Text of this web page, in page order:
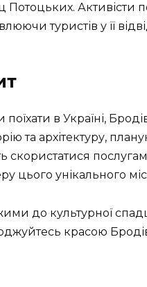
Потоцьких.
туристів у її
в Україні,
та архітектуру,
скористатися
цього унікального
до культурної
красою